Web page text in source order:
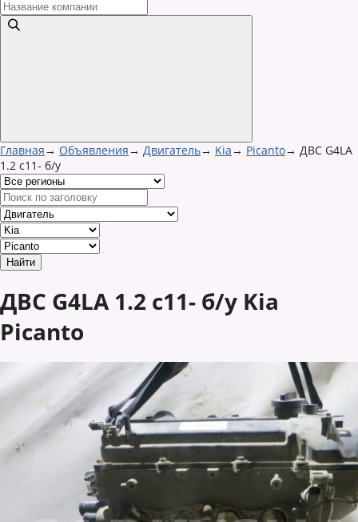
Главная→ Объявления→ Двигатель→ Kia→ Picanto→ ДВС G4LA
1.2 с11- б/у
ДВС G4LA 1.2 с11- б/у Kia
Picanto